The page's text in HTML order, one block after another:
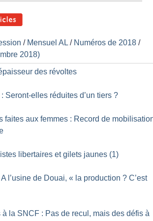
/ Mensuel AL / Numéros de 2018 /
2018)
des révoltes
Seront-elles réduites d’un tiers ?
faites aux femmes : Record de
libertaires et gilets jaunes (1)
l’usine de Douai, « la production ? C’est
à la SNCF : Pas de recul, mais des défis à